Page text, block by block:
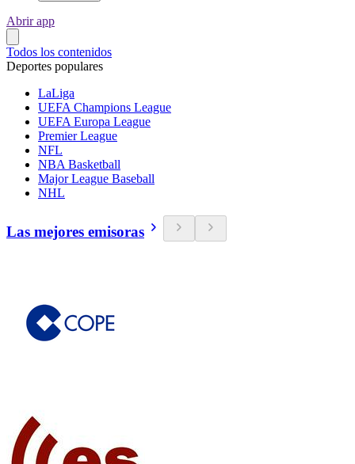
Abrir app
Todos los contenidos
Deportes populares
LaLiga
UEFA Champions League
UEFA Europa League
Premier League
NFL
NBA Basketball
Major League Baseball
NHL
Las mejores emisoras